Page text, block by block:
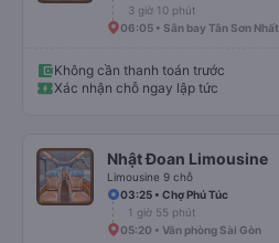
3 giờ 10 phút
06:05 • Sân bay Tân Sơn Nhất
Không cần thanh toán trước
Xác nhận chỗ ngay lập tức
Nhật Đoan Limousine
Limousine 9 chỗ
03:25 • Chợ Phú Túc
1 giờ 55 phút
05:20 • Văn phòng Sài Gòn